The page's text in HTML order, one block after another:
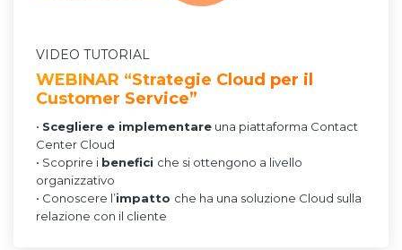
VIDEO TUTORIAL
WEBINAR “Strategie Cloud per il
Customer Service”
• Scegliere e implementare una piattaforma Contact
Center Cloud
• Scoprire i benefici che si ottengono a livello
organizzativo
• Conoscere l’impatto che ha una soluzione Cloud sulla
relazione con il cliente